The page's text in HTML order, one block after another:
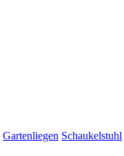
Gartenliegen Schaukelstuhl